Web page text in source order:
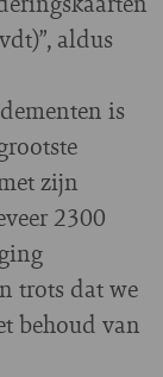
aldus
is
zijn
2300
trots dat we
behoud van